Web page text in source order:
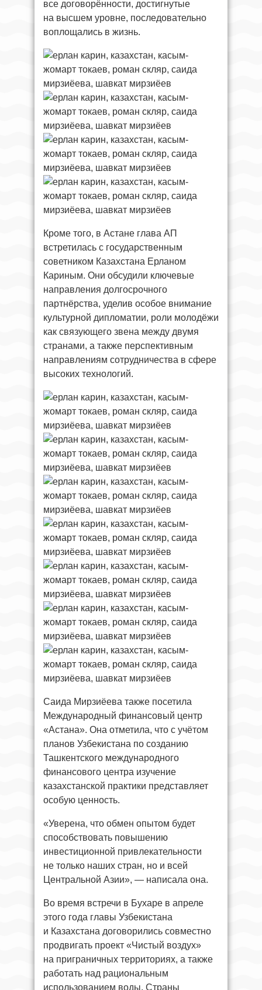
все договорённости, достигнутые
на высшем уровне, последовательно
воплощались в жизнь.
Кроме того, в Астане глава АП
встретилась с государственным
советником Казахстана Ерланом
Кариным. Они обсудили ключевые
направления долгосрочного
партнёрства, уделив особое внимание
культурной дипломатии, роли молодёжи
как связующего звена между двумя
странами, а также перспективным
направлениям сотрудничества в сфере
высоких технологий.
Саида Мирзиёева также посетила
Международный финансовый центр
«Астана». Она отметила, что с учётом
планов Узбекистана по созданию
Ташкентского международного
финансового центра изучение
казахстанской практики представляет
особую ценность.
«Уверена, что обмен опытом будет
способствовать повышению
инвестиционной привлекательности
не только наших стран, но и всей
Центральной Азии», — написала она.
Во время встречи в Бухаре в апреле
этого года главы Узбекистана
и Казахстана договорились совместно
продвигать проект «Чистый воздух»
на приграничных территориях, а также
работать над рациональным
использованием воды. Страны